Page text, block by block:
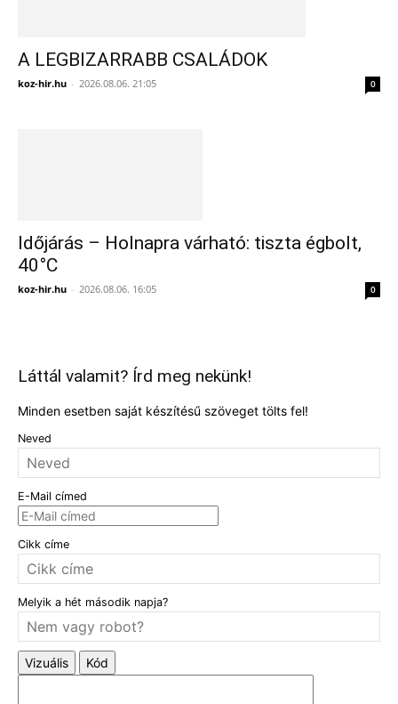
A LEGBIZARRABB CSALÁDOK
koz-hir.hu - 2026.08.06. 21:05 0
Időjárás – Holnapra várható: tiszta égbolt,
40°C
koz-hir.hu - 2026.08.06. 16:05 0
Láttál valamit? Írd meg nekünk!
Minden esetben saját készítésű szöveget tölts fel!
Neved
E-Mail címed
Cikk címe
Melyik a hét második napja?
Vizuális Kód